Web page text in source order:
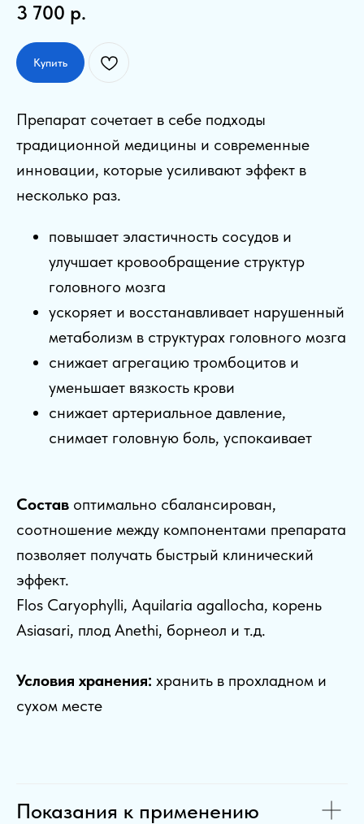
3 700 р.
Купить
Препарат сочетает в себе подходы
традиционной медицины и современные
инновации, которые усиливают эффект в
несколько раз.
повышает эластичность сосудов и
улучшает кровообращение структур
головного мозга
ускоряет и восстанавливает нарушенный
метаболизм в структурах головного мозга
снижает агрегацию тромбоцитов и
уменьшает вязкость крови
снижает артериальное давление,
снимает головную боль, успокаивает
Состав оптимально сбалансирован,
соотношение между компонентами препарата
позволяет получать быстрый клинический
эффект.
Flos Caryophylli, Aquilaria agallocha, корень
Asiasari, плод Anethi, борнеол и т.д.
Условия хранения: хранить в прохладном и
сухом месте
Показания к применению